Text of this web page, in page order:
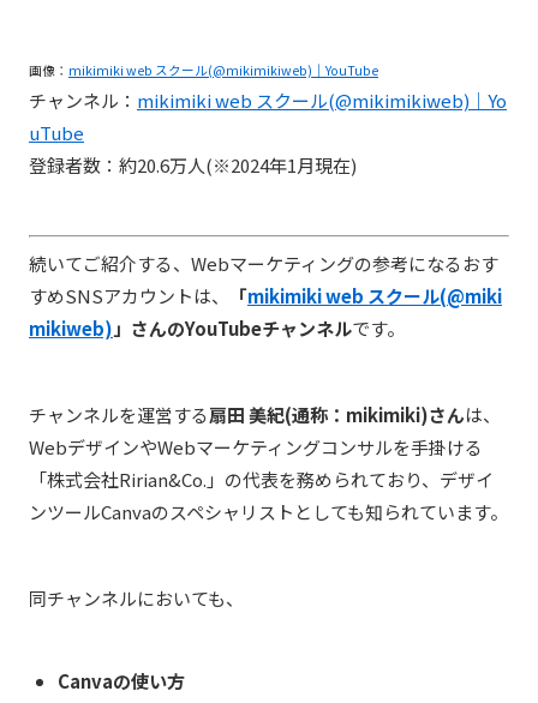
画像： mikimiki web スクール(@mikimikiweb)｜YouTube
チャンネル： mikimiki web スクール(@mikimikiweb)｜Yo
uTube
登録者数：約20.6万人(※2024年1月現在)
続いてご紹介する、Webマーケティングの参考になるおす
すめSNSアカウントは、
「mikimiki web スクール(@miki
mikiweb) 」さんのYouTubeチャンネルです。
チャンネルを運営する扇田 美紀(通称：mikimiki)さんは、
WebデザインやWebマーケティングコンサルを手掛ける
「株式会社Ririan&Co.」の代表を務められており、デザイ
ンツールCanvaのスペシャリストとしても知られています。
同チャンネルにおいても、
Canvaの使い方